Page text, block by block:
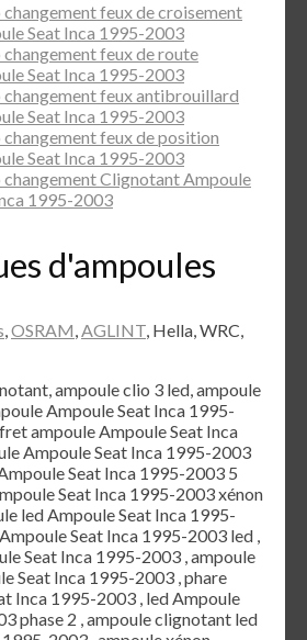
feux de croisement
Seat Inca 1995-2003
feux de route
Seat Inca 1995-2003
changement feux antibrouillard
Seat Inca 1995-2003
feux de position
Seat Inca 1995-2003
changement Clignotant Ampoule
1995-2003
d'ampoules
,OSRAM,AGLINT, Hella, WRC,
ampoule clio 3 led, ampoule
Ampoule Seat Inca 1995-
ampoule Ampoule Seat Inca
Ampoule Seat Inca 1995-2003
Seat Inca 1995-2003 5
Seat Inca 1995-2003 xénon
led Ampoule Seat Inca 1995-
Seat Inca 1995-2003 led ,
Seat Inca 1995-2003 , ampoule
Seat Inca 1995-2003 , phare
Inca 1995-2003 , led Ampoule
phase 2 , ampoule clignotant led